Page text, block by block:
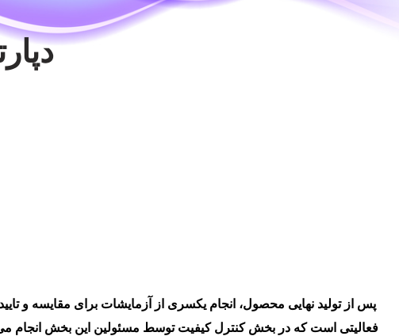
پس از تولید نهایی محصول، انجام یکسری از آزمایشات برای مقایسه و
فعالیتی است که در بخش کنترل کیفیت توسط مسئولین این بخش انجام